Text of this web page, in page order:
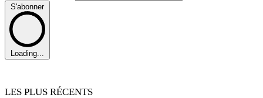
S'abonner
Loading...
LES PLUS RÉCENTS